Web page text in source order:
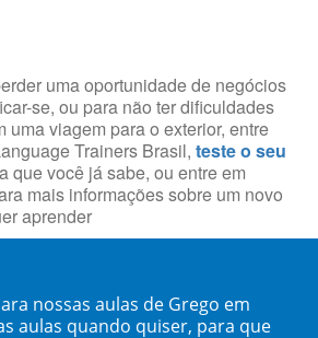
uma oportunidade de negócios
se, ou para não ter dificuldades
uma viagem para o exterior, entre
Trainers Brasil, teste o seu
que você já sabe, ou entre em
mais informações sobre um novo
aprender
nossas aulas de Grego em
aulas quando quiser, para que